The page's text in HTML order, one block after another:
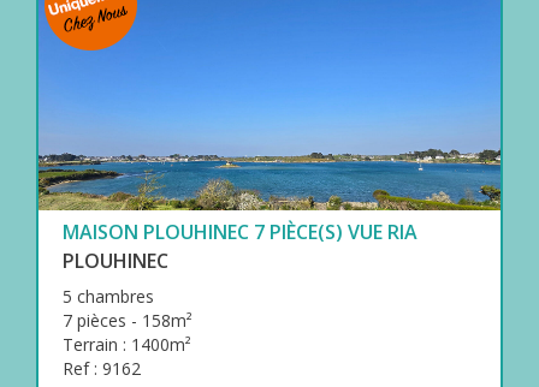
MAISON PLOUHINEC 7 PIÈCE(S) VUE RIA
PLOUHINEC
5 chambres
7 pièces - 158m²
Terrain : 1400m²
Ref : 9162